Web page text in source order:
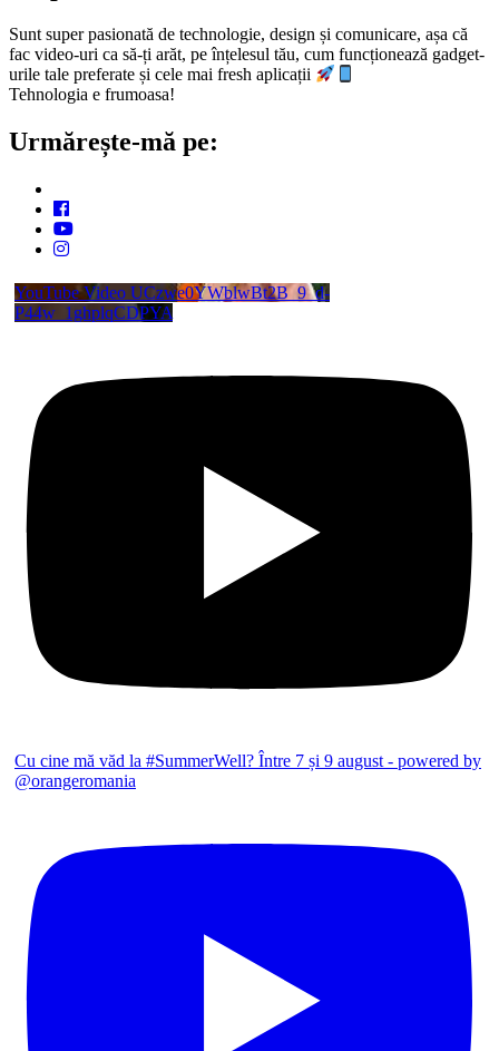
Sunt super pasionată de technologie, design și comunicare, așa că
fac video-uri ca să-ți arăt, pe înțelesul tău, cum funcționează gadget-
urile tale preferate și cele mai fresh aplicații
Tehnologia e frumoasa!
Urmărește-mă pe:
YouTube Video UCzwe0YWblwBt2B_9_d-
P44w_1ghplqCDPYA
Cu cine mă văd la #SummerWell? Între 7 și 9 august - powered by
@orangeromania